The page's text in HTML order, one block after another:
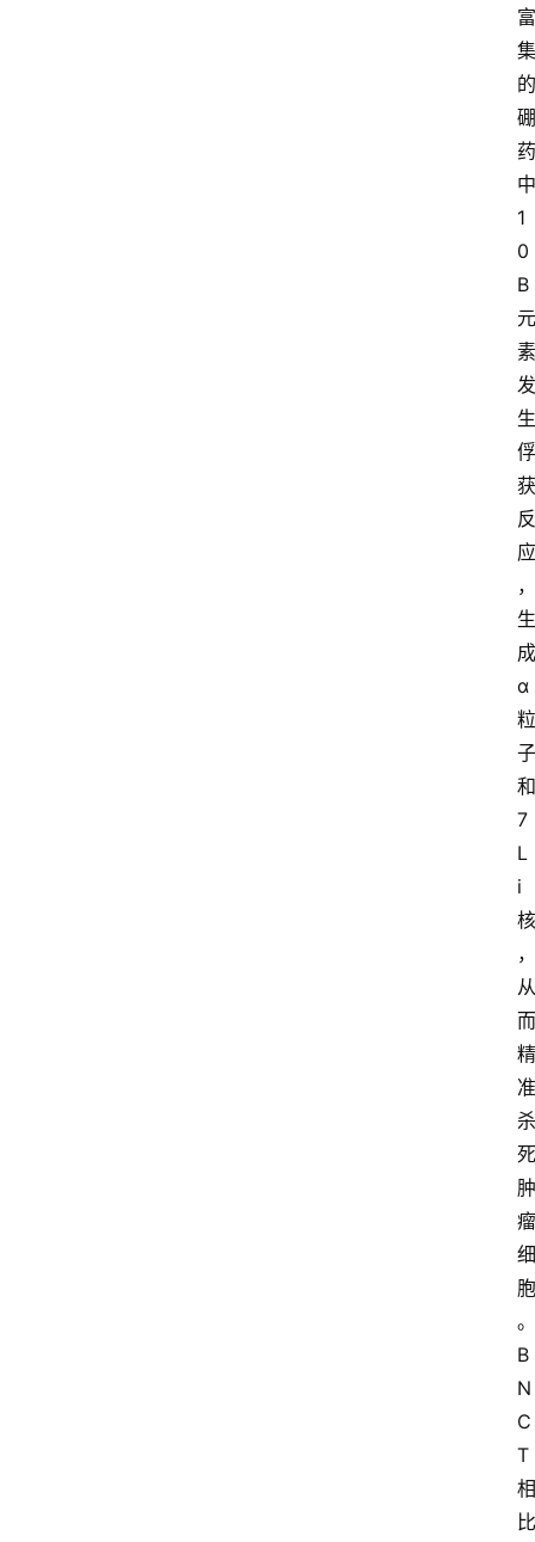
富
集
的
硼
药
中
1
0
B
元
素
发
生
俘
获
反
应
，
生
成
α
粒
子
和
7
L
i
核
，
从
而
精
准
杀
死
肿
瘤
细
胞
。
B
N
C
T
相
比